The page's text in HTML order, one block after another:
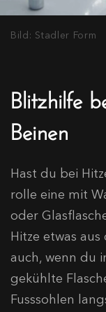
Bild: Stadler Form
Blitzhilfe
Beinen
Hast du bei
rolle eine mit
oder
Hitze etwas
auch, wenn du
gekühlte
Fusssohlen